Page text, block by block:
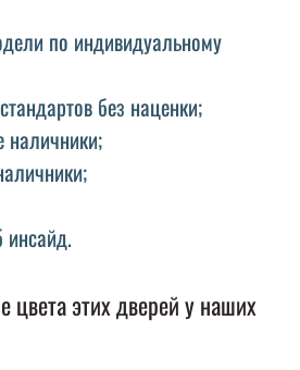
по индивидуальному
без наценки;
наличники;
инсайд.
этих дверей у наших